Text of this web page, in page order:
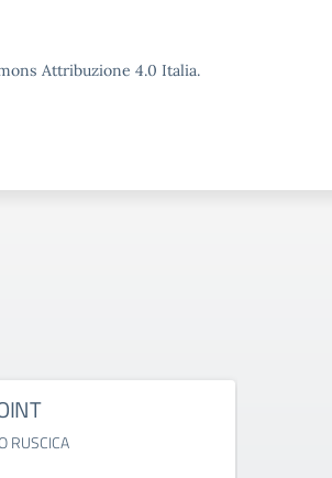
Attribuzione 4.0 Italia.
RUSCICA